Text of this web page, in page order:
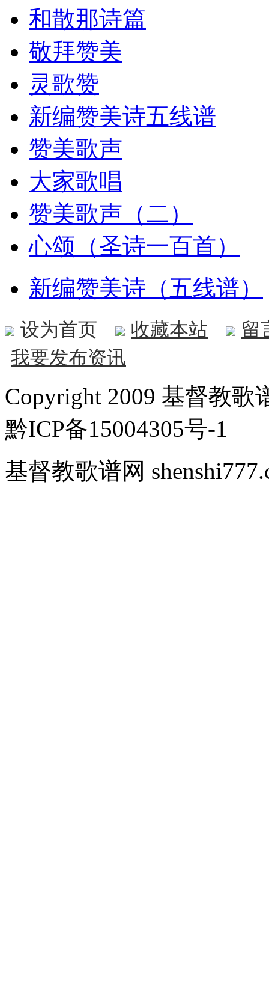
和散那诗篇
敬拜赞美
灵歌赞
新编赞美诗五线谱
赞美歌声
大家歌唱
赞美歌声（二）
心颂（圣诗一百首）
新编赞美诗（五线谱）
设为首页 收藏本站
留
我要发布资讯
Copyright 2009 基督教歌
黔ICP备15004305号-1
基督教歌谱网